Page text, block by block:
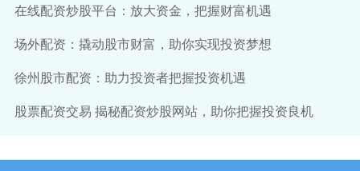
在线配资炒股平台：放大资金，把握财富机遇
场外配资：撬动股市财富，助你实现投资梦想
徐州股市配资：助力投资者把握投资机遇
股票配资交易 揭秘配资炒股网站，助你把握投资良机